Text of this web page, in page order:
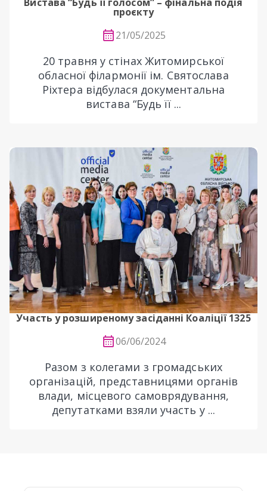
проєкту
21/05/2025
20 травня у стінах Житомирської
обласної філармонії ім. Святослава
Ріхтера відбулася документальна
вистава “Будь її ...
Участь у розширеному засіданні Коаліції 1325
06/06/2024
Разом з колегами з громадських
організацій, представницями органів
влади, місцевого самоврядування,
депутатками взяли участь у ...